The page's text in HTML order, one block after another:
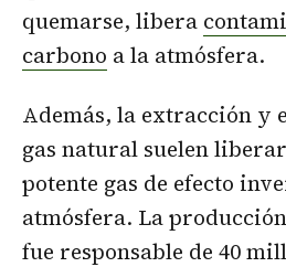
quemarse, libera
carbono a la atmósfera.
Además, la extracción y
gas natural suelen
potente gas de efecto
atmósfera. La
fue responsable de 40